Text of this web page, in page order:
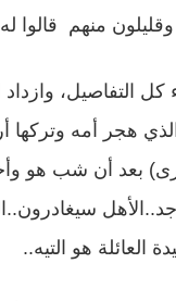
منهم قالوا
التفاصيل، وازداد
هجر أمه وتركها
بعد أن شب هو
العائلة هو التيه..